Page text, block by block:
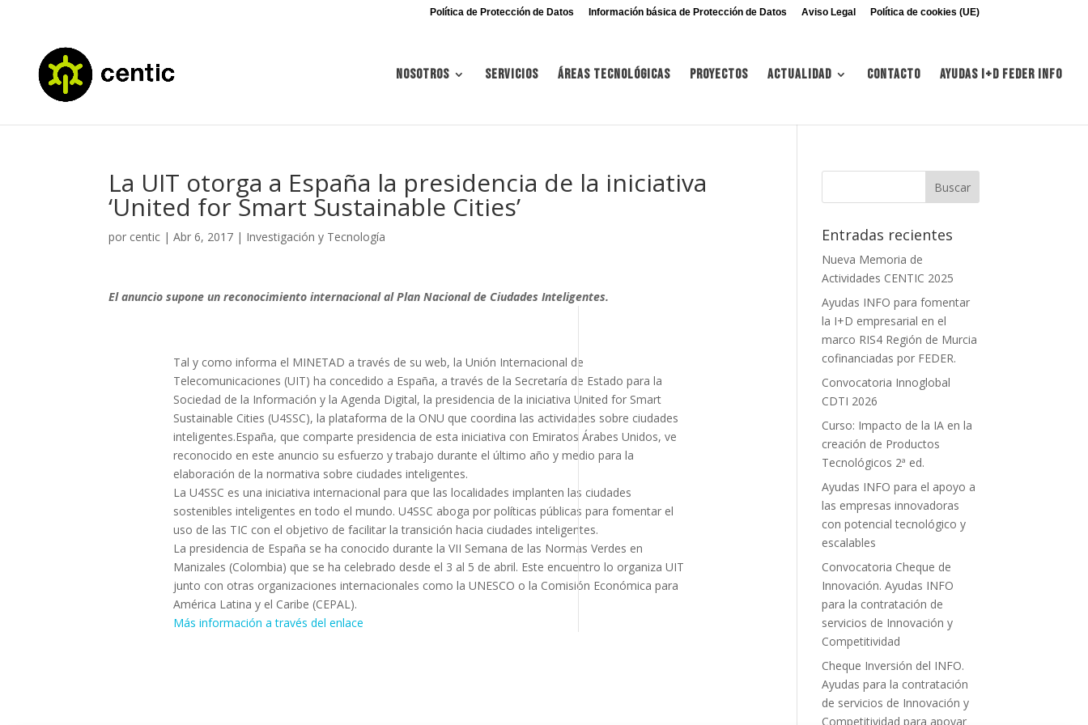
Política de Protección de Datos Información básica de Protección de Datos Aviso Legal Política de cookies (UE)
Nosotros Servicios Áreas tecnológicas Proyectos Actualidad Contacto Ayudas I+d FEDER INFO
La UIT otorga a España la presidencia de la iniciativa
‘United for Smart Sustainable Cities’
por centic |Abr 6, 2017 | Investigación y Tecnología
El anuncio supone un reconocimiento internacional al Plan Nacional de Ciudades Inteligentes.
Tal y como informa el MINETAD a través de su web, la Unión Internacional de
Telecomunicaciones (UIT) ha concedido a España, a través de la Secretaría de Estado para la
Sociedad de la Información y la Agenda Digital, la presidencia de la iniciativa United for Smart
Sustainable Cities (U4SSC), la plataforma de la ONU que coordina las actividades sobre ciudades
inteligentes.España, que comparte presidencia de esta iniciativa con Emiratos Árabes Unidos, ve
reconocido en este anuncio su esfuerzo y trabajo durante el último año y medio para la
elaboración de la normativa sobre ciudades inteligentes.
La U4SSC es una iniciativa internacional para que las localidades implanten las ciudades
sostenibles inteligentes en todo el mundo. U4SSC aboga por políticas públicas para fomentar el
uso de las TIC con el objetivo de facilitar la transición hacia ciudades inteligentes.
La presidencia de España se ha conocido durante la VII Semana de las Normas Verdes en
Manizales (Colombia) que se ha celebrado desde el 3 al 5 de abril. Este encuentro lo organiza UIT
junto con otras organizaciones internacionales como la UNESCO o la Comisión Económica para
América Latina y el Caribe (CEPAL).
Más información a través del enlace
Entradas recientes
Nueva Memoria de
Actividades CENTIC 2025
Ayudas INFO para fomentar
la I+D empresarial en el
marco RIS4 Región de Murcia
cofinanciadas por FEDER.
Convocatoria Innoglobal
CDTI 2026
Curso: Impacto de la IA en la
creación de Productos
Tecnológicos 2ª ed.
Ayudas INFO para el apoyo a
las empresas innovadoras
con potencial tecnológico y
escalables
Convocatoria Cheque de
Innovación. Ayudas INFO
para la contratación de
servicios de Innovación y
Competitividad
Cheque Inversión del INFO.
Ayudas para la contratación
de servicios de Innovación y
Competitividad para apoyar